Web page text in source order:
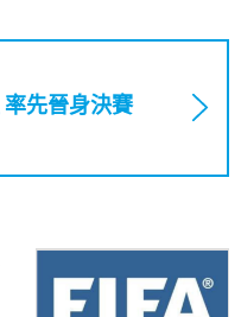
世冠盃丨富明尼斯2:0艾阿里 率先晉身決賽